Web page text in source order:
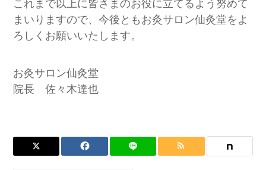
これまで以上に皆さまのお役に立てるよう努めて
まいりますので、今後ともお灸サロン仙灸堂をよ
ろしくお願いいたします。
お灸サロン仙灸堂
院長 佐々木達也